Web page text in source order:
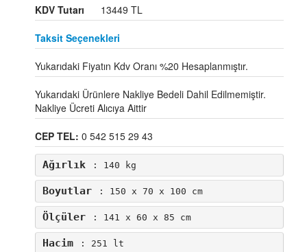
KDV Tutarı 13449 TL
Taksit Seçenekleri
Yukarıdaki Fiyatın Kdv Oranı %20 Hesaplanmıştır.
Yukarıdaki Ürünlere Nakliye Bedeli Dahil Edilmemiştir.
Nakliye Ücreti Alıcıya Aittir
CEP TEL: 0 542 515 29 43
Ağırlık : 140 kg
Boyutlar : 150 x 70 x 100 cm
Ölçüler : 141 x 60 x 85 cm
Hacim : 251 lt